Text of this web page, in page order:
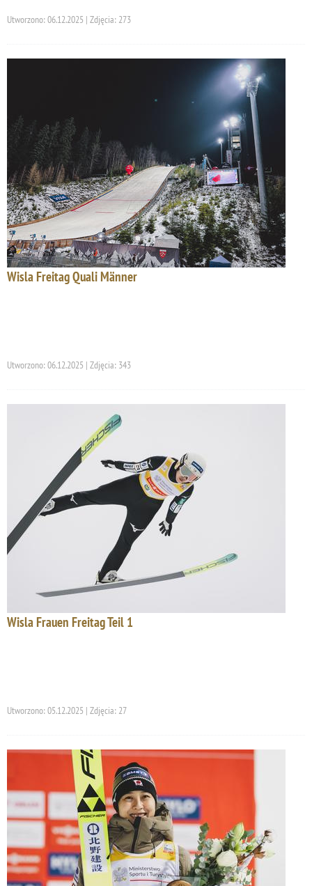
Utworzono: 06.12.2025 | Zdjęcia: 273
Wisla Freitag Quali Männer
Utworzono: 06.12.2025 | Zdjęcia: 343
Wisla Frauen Freitag Teil 1
Utworzono: 05.12.2025 | Zdjęcia: 27